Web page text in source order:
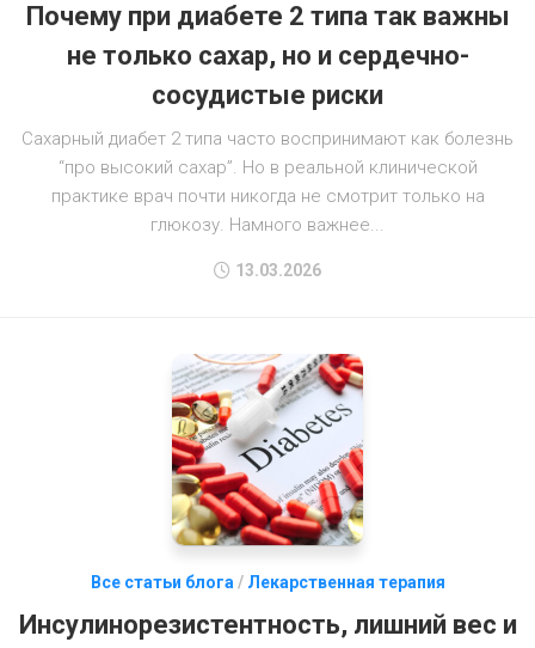
Почему при диабете 2 типа так важны
не только сахар, но и сердечно-
сосудистые риски
Сахарный диабет 2 типа часто воспринимают как болезнь
“про высокий сахар”. Но в реальной клинической
практике врач почти никогда не смотрит только на
глюкозу. Намного важнее...
13.03.2026
Все статьи блога / Лекарственная терапия
Инсулинорезистентность, лишний вес и